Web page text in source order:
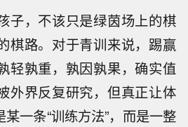
子，不该只是绿茵场上的棋
棋路。对于青训来说，踢赢
轻孰重，孰因孰果，确实值
外界反复研究，但真正让体
一条“训练方法”，而是一整